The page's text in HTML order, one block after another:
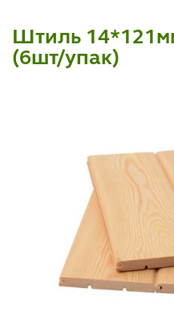
Штиль
(6шт/упак)